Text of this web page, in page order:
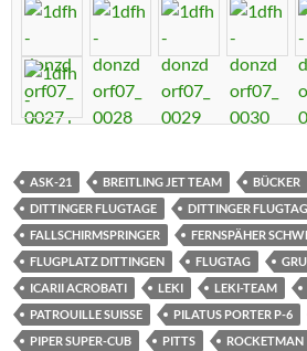
ASK-21 BREITLING JET TEAM BÜCKER
DITTINGER FLUGTAGE
DITTINGER
FALLSCHIRMSPRINGER
FERNSPÄHER
FLUGPLATZ DITTINGEN
FLUGTAG
ICARII ACROBATI
LEKI LEKI-TEAM
PATROUILLE SUISSE
PILATUS PORTER P-6
PIPER SUPER-CUB
PITTS
ROCKETMAN